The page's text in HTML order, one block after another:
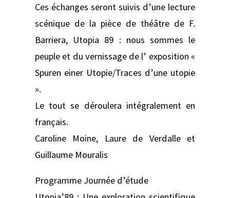
Ces échanges seront suivis d’une lecture
scénique de la pièce de théâtre de F.
Barriera, Utopia 89 : nous sommes le
peuple et du vernissage de l’ exposition «
Spuren einer Utopie/Traces d’une utopie
».
Le tout se déroulera intégralement en
français.
Caroline Moine, Laure de Verdalle et
Guillaume Mouralis
Programme Journée d’étude